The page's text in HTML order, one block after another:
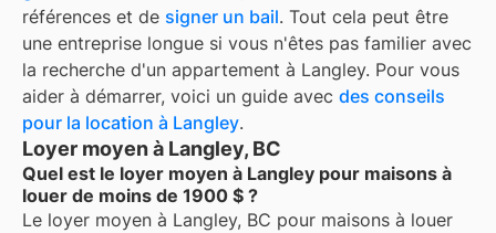
références et de signer un bail. Tout cela peut être
une entreprise longue si vous n'êtes pas familier avec
la recherche d'un appartement à Langley. Pour vous
aider à démarrer, voici un guide avec des conseils
pour la location à Langley.
Loyer moyen à Langley, BC
Quel est le loyer moyen à Langley pour maisons à
louer de moins de 1900 $ ?
Le loyer moyen à Langley, BC pour maisons à louer